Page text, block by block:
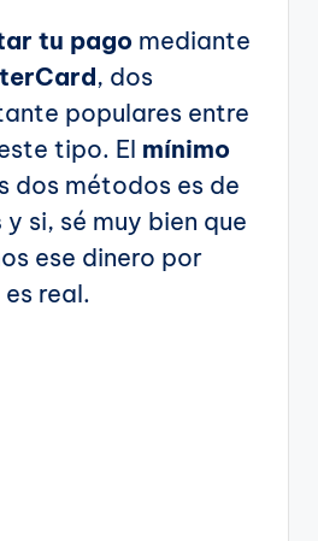
tu pago mediante
, dos
populares entre
tipo. El mínimo
dos métodos es de
y si, sé muy bien que
ese dinero por
real.